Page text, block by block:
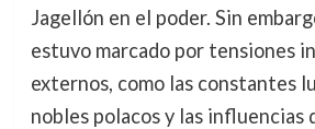
Jagellón en el poder. Sin
estuvo marcado por tensiones
externos, como las constantes
nobles polacos y las influencias